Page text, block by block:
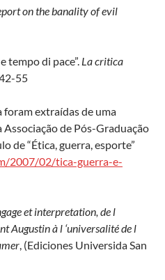
on the banality of evil
tempo di pace”. La critica
55
foram extraídas de uma
de Pós-Graduação
de “Ética, guerra, esporte”
2007/02/tica-guerra-e-
et interpretation, de l
Augustin à l ‘universalité de l
, (Ediciones Universida San